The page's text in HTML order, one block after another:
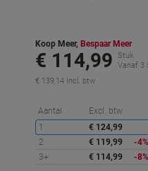
Koop Meer, Bespaar Meer
€ 114,99
Stuk
Vanaf 3
€ 139,14 Incl. btw
Aantal Excl. btw
1
€ 124,99
2
€ 119,99
-4%
3+
€ 114,99 -8%